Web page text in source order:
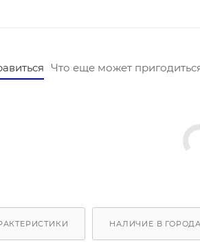
Что еще может
НАЛИЧИЕ В